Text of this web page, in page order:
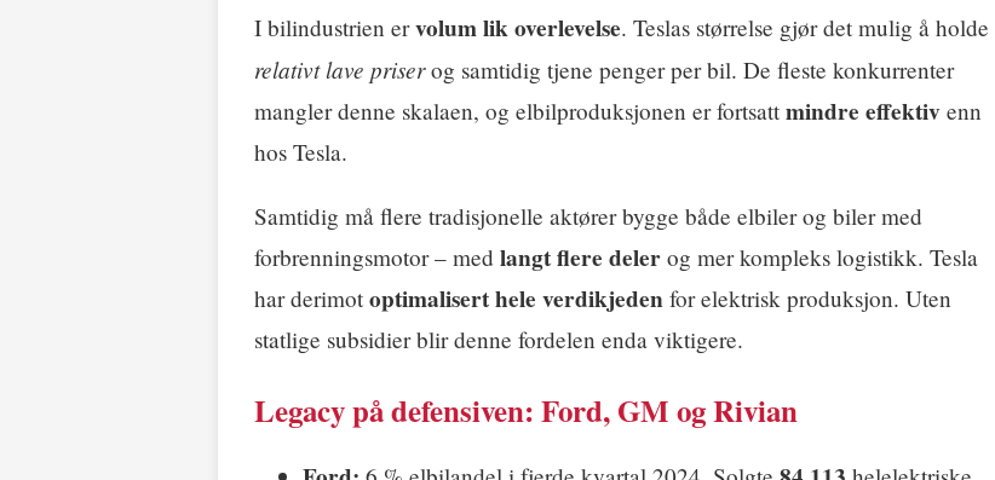
I bilindustrien ervolum lik overlevelse. Teslas størrelse gjør det mulig å holde
relativt lave priserog samtidig tjene penger per bil. De fleste konkurrenter
mangler denne skalaen, og elbilproduksjonen er fortsatt mindre effektiv enn
hos Tesla.
Samtidig må flere tradisjonelle aktører bygge både elbiler og biler med
forbrenningsmotor – med langt flere deler og mer kompleks logistikk. Tesla
har derimot optimalisert hele verdikjeden for elektrisk produksjon. Uten
statlige subsidier blir denne fordelen enda viktigere.
Legacy på defensiven: Ford, GM og Rivian